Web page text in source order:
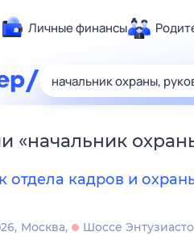
Личные финансы
«начальник
отдела кадров и
Москва
Шоссе